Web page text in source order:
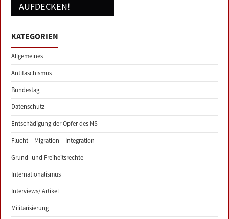
AUFDECKEN!
KATEGORIEN
Allgemeines
Antifaschismus
Bundestag
Datenschutz
Entschädigung der Opfer des NS
Flucht – Migration – Integration
Grund- und Freiheitsrechte
Internationalismus
Interviews/ Artikel
Militarisierung